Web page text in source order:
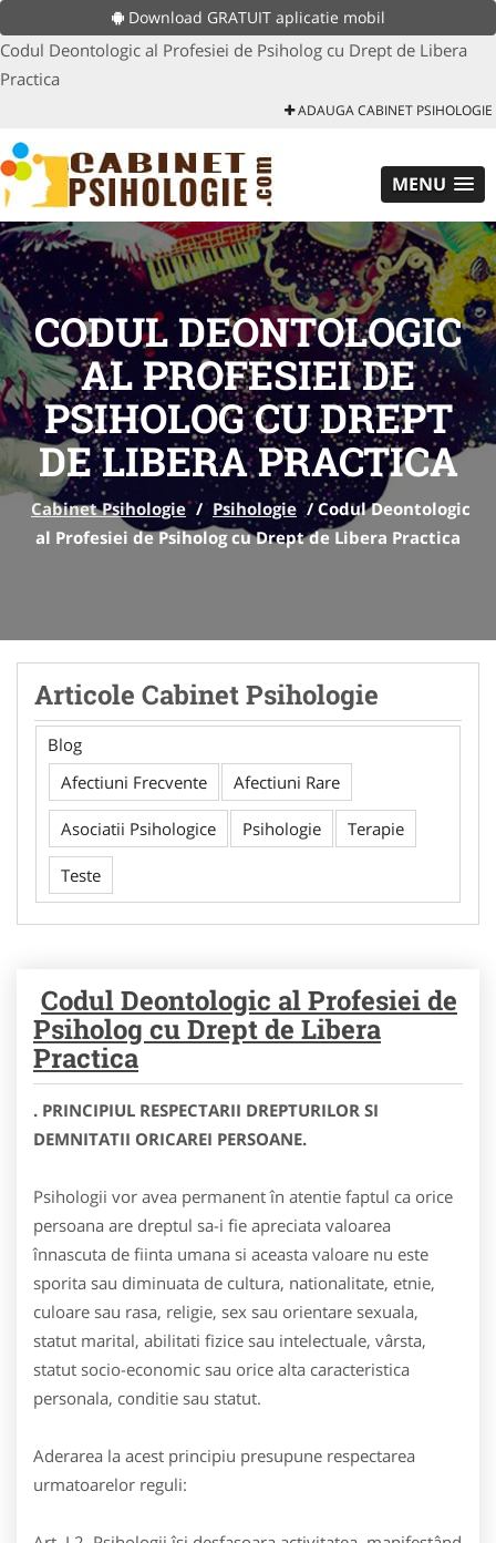
Download GRATUIT aplicatie mobil
Codul Deontologic al Profesiei de Psiholog cu Drept de Libera
Practica
ADAUGA CABINET PSIHOLOGIE
MENU
CODUL DEONTOLOGIC
AL PROFESIEI DE
PSIHOLOG CU DREPT
DE LIBERA PRACTICA
Cabinet Psihologie / Psihologie / Codul Deontologic
al Profesiei de Psiholog cu Drept de Libera Practica
Articole Cabinet Psihologie
Blog
Afectiuni Frecvente
Afectiuni Rare
Asociatii Psihologice Psihologie Terapie
Teste
Codul Deontologic al Profesiei de
Psiholog cu Drept de Libera
Practica
. PRINCIPIUL RESPECTARII DREPTURILOR SI
DEMNITATII ORICAREI PERSOANE.
Psihologii vor avea permanent în atentie faptul ca orice
persoana are dreptul sa-i fie apreciata valoarea
înnascuta de fiinta umana si aceasta valoare nu este
sporita sau diminuata de cultura, nationalitate, etnie,
culoare sau rasa, religie, sex sau orientare sexuala,
statut marital, abilitati fizice sau intelectuale, vârsta,
statut socio-economic sau orice alta caracteristica
personala, conditie sau statut.
Aderarea la acest principiu presupune respectarea
urmatoarelor reguli: